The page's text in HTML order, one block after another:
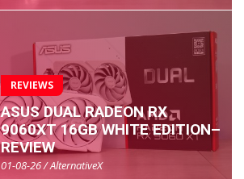
REVIEWS
ASUS DUAL RADEON RX
9060XT 16GB WHITE EDITION–
REVIEW
01-08-26 / AlternativeX